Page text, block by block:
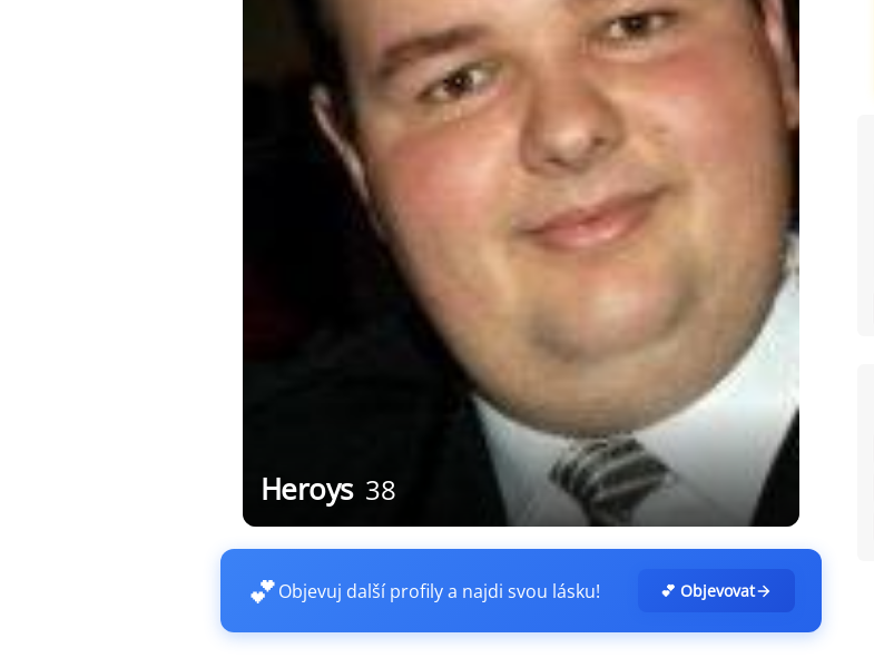
Heroys 38
💕Objevuj další profily a najdi svou lásku! 💕 Objevovat